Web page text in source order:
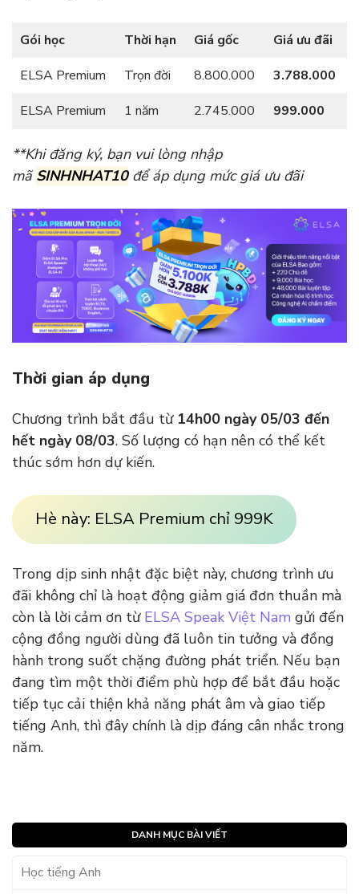
Gói học Thời hạn Giá gốc
Giá ưu đãi
ELSA Premium
Trọn đời 8.800.000
3.788.000
ELSA Premium
1 năm 2.745.000 999.000
**Khi đăng ký, bạn vui lòng nhập
mãSINHNHAT10để áp dụng mức giá ưu đãi
Thời gian áp dụng
Chương trình bắt đầu từ 14h00 ngày 05/03 đến
hết ngày 08/03. Số lượng có hạn nên có thể kết
thúc sớm hơn dự kiến.
Hè này: ELSA Premium chỉ 999K
Trong dịp sinh nhật đặc biệt này, chương trình ưu
đãi không chỉ là hoạt động giảm giá đơn thuần mà
còn là lời cảm ơn từ ELSA Speak Việt Nam gửi đến
cộng đồng người dùng đã luôn tin tưởng và đồng
hành trong suốt chặng đường phát triển. Nếu bạn
đang tìm một thời điểm phù hợp để bắt đầu hoặc
tiếp tục cải thiện khả năng phát âm và giao tiếp
tiếng Anh, thì đây chính là dịp đáng cân nhắc trong
năm.
DANH MỤC BÀI VIẾT
Học tiếng Anh